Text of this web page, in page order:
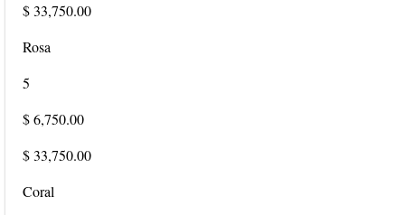
$ 33,750.00
Rosa
5
$ 6,750.00
$ 33,750.00
Coral